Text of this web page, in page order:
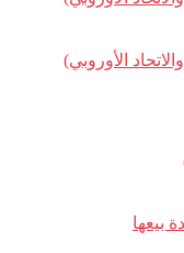
الأوروبي)
بيعها